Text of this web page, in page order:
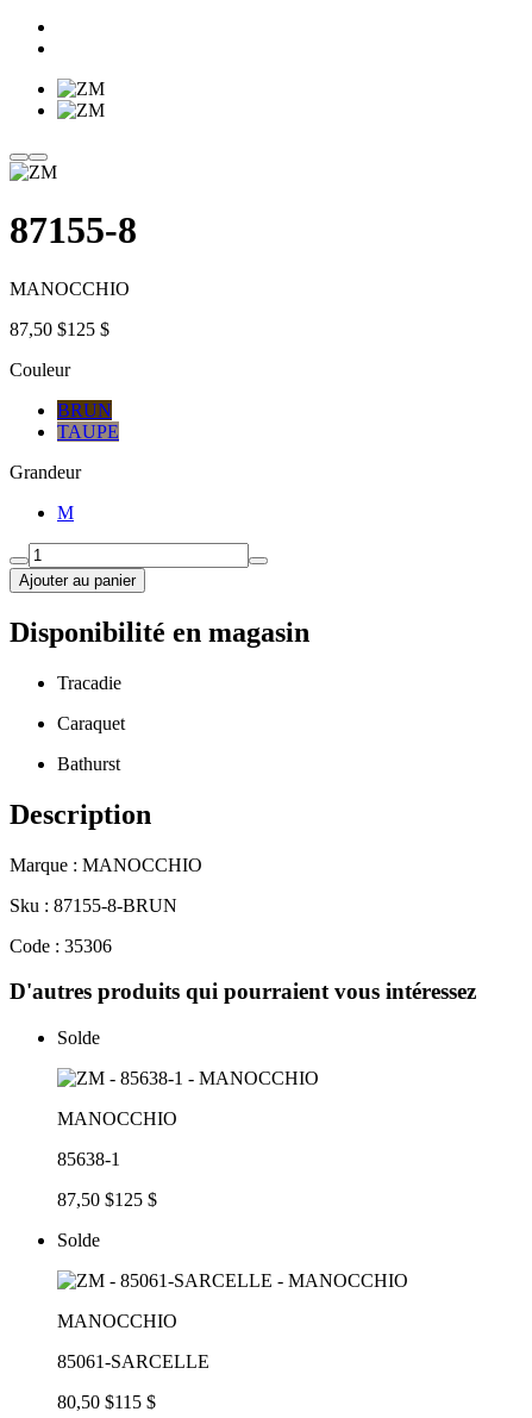
87155-8
MANOCCHIO
87,50 $125 $
Couleur
BRUN
TAUPE
Grandeur
M
Ajouter au panier
Disponibilité en magasin
Tracadie
Caraquet
Bathurst
Description
Marque : MANOCCHIO
Sku : 87155-8-BRUN
Code : 35306
D'autres produits qui pourraient vous intéressez
Solde
MANOCCHIO
85638-1
87,50 $125 $
Solde
MANOCCHIO
85061-SARCELLE
80,50 $115 $